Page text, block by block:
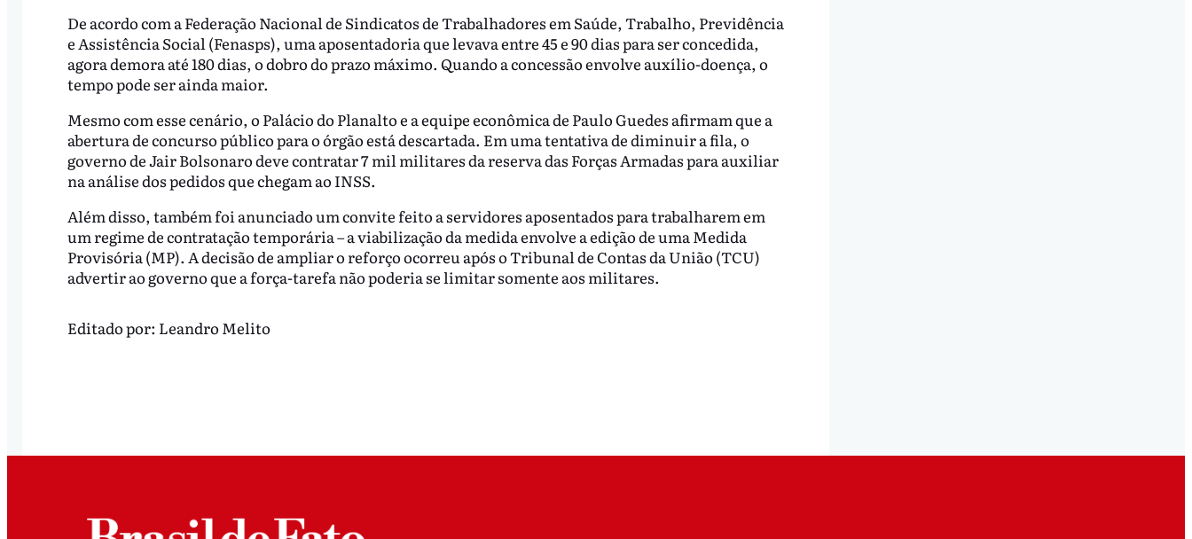
De acordo com a Federação Nacional de Sindicatos de Trabalhadores em Saúde, Trabalho, Previdência
e Assistência Social (Fenasps), uma aposentadoria que levava entre 45 e 90 dias para ser concedida,
agora demora até 180 dias, o dobro do prazo máximo. Quando a concessão envolve auxílio-doença, o
tempo pode ser ainda maior.
Mesmo com esse cenário, o Palácio do Planalto e a equipe econômica de Paulo Guedes afirmam que a
abertura de concurso público para o órgão está descartada. Em uma tentativa de diminuir a fila, o
governo de Jair Bolsonaro deve contratar 7 mil militares da reserva das Forças Armadas para auxiliar
na análise dos pedidos que chegam ao INSS.
Além disso, também foi anunciado um convite feito a servidores aposentados para trabalharem em
um regime de contratação temporária – a viabilização da medida envolve a edição de uma Medida
Provisória (MP). A decisão de ampliar o reforço ocorreu após o Tribunal de Contas da União (TCU)
advertir ao governo que a força-tarefa não poderia se limitar somente aos militares.
Editado por: Leandro Melito